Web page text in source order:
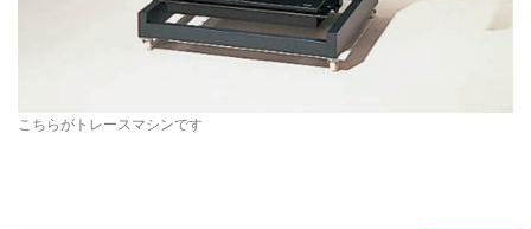
こちらがトレースマシンです